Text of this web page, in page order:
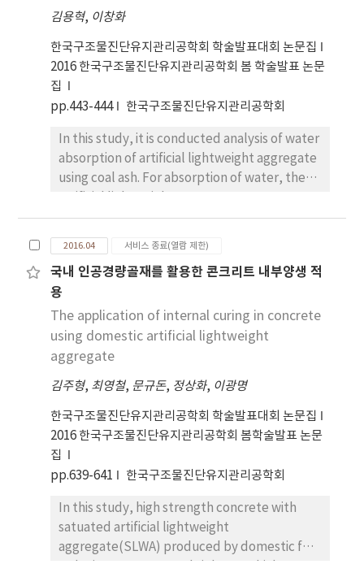
김용혁, 이창화
한국구조물진단유지관리공학회 학술발표대회 논문집
2016 한국구조물진단유지관리공학회 봄 학술발표 논문
집
pp.443-444
한국구조물진단유지관리공학회
In this study, it is conducted analysis of water
absorption of artificial lightweight aggregate
using coal ash. For absorption of water, the
submerged for 24hours or in conditions of
high temperature(100℃) and normal
pressure. And it was measured water
absorption ration and density( in conditions
of oven-dry and saturated surface dry).
2016.04 서비스 종료(열람 제한)
국내 인공경량골재를 활용한 콘크리트 내부양생 적
용
The application of internal curing in concrete
using domestic artificial lightweight
aggregate
김주형, 최영철, 문규돈, 정상화, 이광명
한국구조물진단유지관리공학회 학술발표대회 논문집
2016 한국구조물진단유지관리공학회 봄학술발표 논문
집
pp.639-641
한국구조물진단유지관리공학회
In this study, high strength concrete with
satuated artificial lightweight
aggregate(SLWA) produced by domestic for